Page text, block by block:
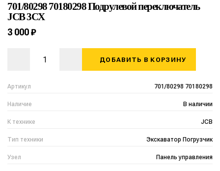
701/80298 70180298 Подрулевой переключатель
JCB 3CX
Артикул 701/80298 70180298
Наличие В наличии
К технике JCB
Тип техники Экскаватор Погрузчик
Узел Панель управления
3 000 ₽
ДОБАВИТЬ В КОРЗИНУ